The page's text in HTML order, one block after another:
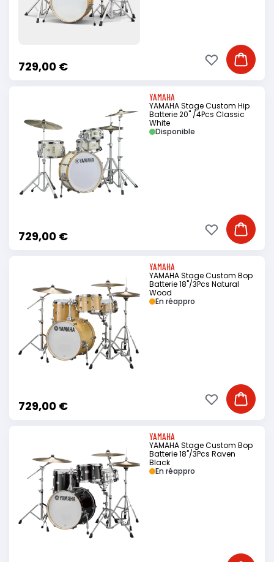
729,00 € Ajouter
Ajouter à ma
YAMAHA
YAMAHA Stage Custom Hip
Batterie 20" /4Pcs Classic
White
729,00 €
Disponible
Ajouter
Ajouter à ma
YAMAHA
YAMAHA Stage Custom Bop
Batterie 18"/3Pcs Natural
Wood
729,00 €
En réappro
Ajouter
Ajouter à ma
YAMAHA
YAMAHA Stage Custom Bop
Batterie 18"/3Pcs Raven
Black
En réappro